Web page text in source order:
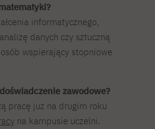
informatycznego,
danych czy sztuczną
wspierający stopniowe
zawodowe?
pracę już na drugim roku
na kampusie uczelni.